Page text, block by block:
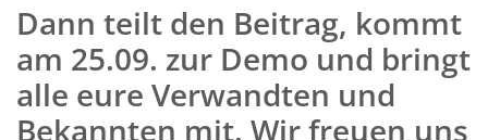
Dann teilt den Beitrag, kommt
am 25.09. zur Demo und bringt
alle eure Verwandten und
Bekannten mit. Wir freuen uns